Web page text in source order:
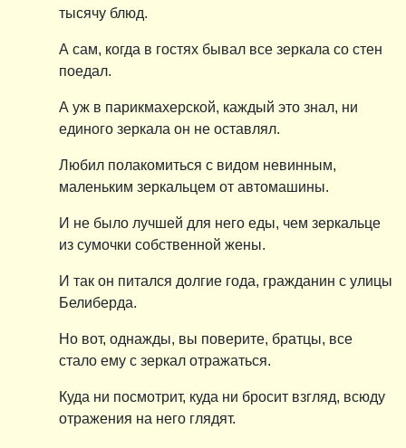
тысячу блюд.
А сам, когда в гостях бывал все зеркала со стен
поедал.
А уж в парикмахерской, каждый это знал, ни
единого зеркала он не оставлял.
Любил полакомиться с видом невинным,
маленьким зеркальцем от автомашины.
И не было лучшей для него еды, чем зеркальце
из сумочки собственной жены.
И так он питался долгие года, гражданин с улицы
Белиберда.
Но вот, однажды, вы поверите, братцы, все
стало ему с зеркал отражаться.
Куда ни посмотрит, куда ни бросит взгляд, всюду
отражения на него глядят.